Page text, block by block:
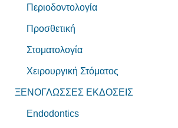
Περιοδοντολογία
Προσθετική
Στοματολογία
Χειρουργική Στόματος
ΞΕΝΟΓΛΩΣΣΕΣ ΕΚΔΟΣΕΙΣ
Endodontics